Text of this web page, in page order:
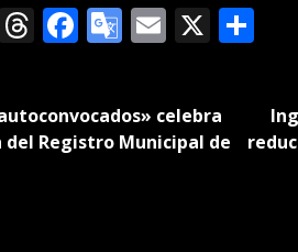
Threads
Facebook
Google
Email
X
celebra
del Registro Municipal de